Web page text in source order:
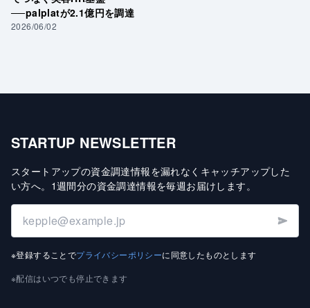
──palplatが2.1億円を調達
2026/06/02
STARTUP NEWSLETTER
スタートアップの資金調達情報を漏れなくキャッチアップした
い方へ。 1週間分の資金調達情報を毎週お届けします。
※登録することでプライバシーポリシーに同意したものとします
※配信はいつでも停止できます